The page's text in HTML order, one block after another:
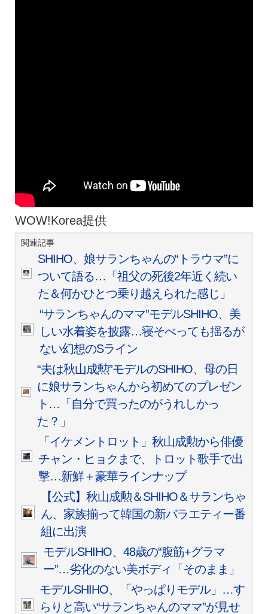
WOW!Korea提供
関連記事
SHIHO、娘サランちゃんの“トラウマ”に
ついて語る…「祖父の死後2年近く続い
た＆何かひとつ乗り越えられた感じ」
“サランちゃんのママ”モデルSHIHO、美
しい水着姿を披露…寝そべっても揺るが
ない幻想のSライン
“夫は秋山成勲”モデルのSHIHO、母の日
に娘サランちゃんから初めてのプレゼン
ト…「自分で買ったのがうれしかっ
た？」
「イケメントロット」秋山成勲から俳優
チャン・ヒョクまで、トロット歌手で出
撃…新鮮＋豪華ラインナップ
【公式】秋山成勲＆SHIHO＆サランちゃ
ん、家族揃って韓国の新バラエティー番
組に出演
モデルSHIHO、48歳の“腹筋+グラマ
ー”…劣化のない美ボディ「そのまま」
モデルSHIHO、「やっぱりモデル」…す
らりと高い“サランちゃんのママ”が見せ